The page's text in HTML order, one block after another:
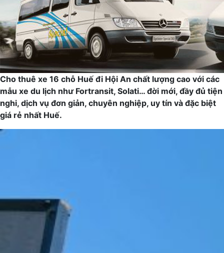
Cho thuê xe 16 chỗ Huế đi Hội An chất lượng cao với các
mẫu xe du lịch như Fortransit, Solati… đời mới, đầy đủ tiện
nghi, dịch vụ đơn giản, chuyên nghiệp, uy tín và đặc biệt
giá rẻ nhất Huế.